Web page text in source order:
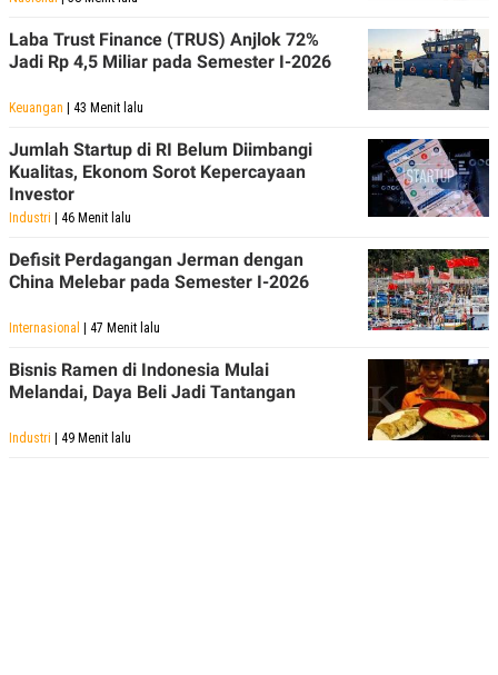
SITEMAPPROFILE
PEDOMAN
PEMBERITAAN
SIBER
PRIVACY
Laba Trust Finance (TRUS) Anjlok 72%
Jadi Rp 4,5 Miliar pada Semester I-2026
Keuangan | 43 Menit lalu
Jumlah Startup di RI Belum Diimbangi
Kualitas, Ekonom Sorot Kepercayaan
Investor
Industri | 46 Menit lalu
Defisit Perdagangan Jerman dengan
China Melebar pada Semester I-2026
Internasional | 47 Menit lalu
Bisnis Ramen di Indonesia Mulai
Melandai, Daya Beli Jadi Tantangan
Industri | 49 Menit lalu